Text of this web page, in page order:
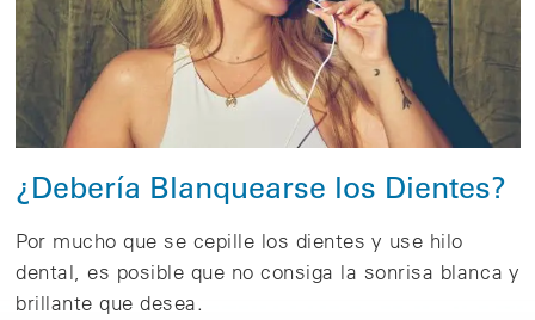
¿Debería Blanquearse los Dientes?
Por mucho que se cepille los dientes y use hilo
dental, es posible que no consiga la sonrisa blanca y
brillante que desea.